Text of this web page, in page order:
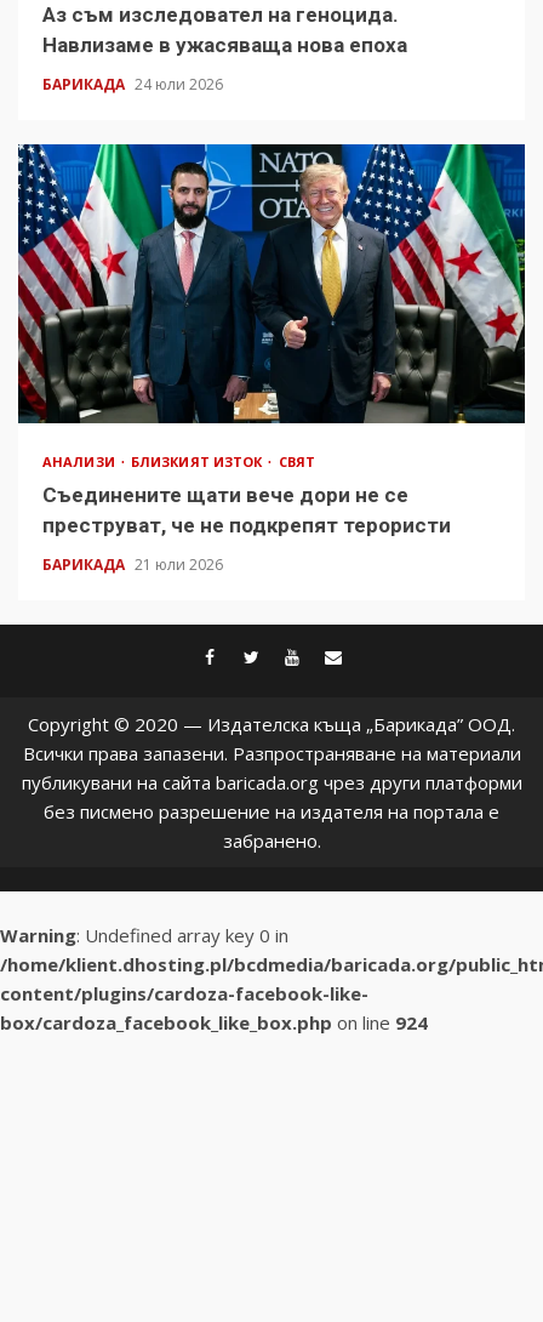
Аз съм изследовател на геноцида.
Навлизаме в ужасяваща нова епоха
БАРИКАДА 24 юли 2026
АНАЛИЗИ БЛИЗКИЯТ ИЗТОК СВЯТ
Съединените щати вече дори не се
преструват, че не подкрепят терористи
БАРИКАДА 21 юли 2026
facebook
twitter
youtube
Copyright © 2020 — Издателска къща „Барикада” ООД.
Всички права запазени. Разпространяване на материали
публикувани на сайта baricada.org чрез други платформи
без писмено разрешение на издателя на портала е
забранено.
Warning: Undefined array key 0 in
/home/klient.dhosting.pl/bcdmedia/baricada.org/
content/plugins/cardoza-facebook-like-
box/cardoza_facebook_like_box.php on line 924